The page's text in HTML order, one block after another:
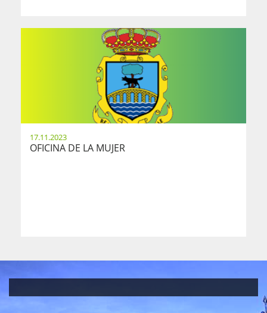
17.11.2023
OFICINA DE LA MUJER